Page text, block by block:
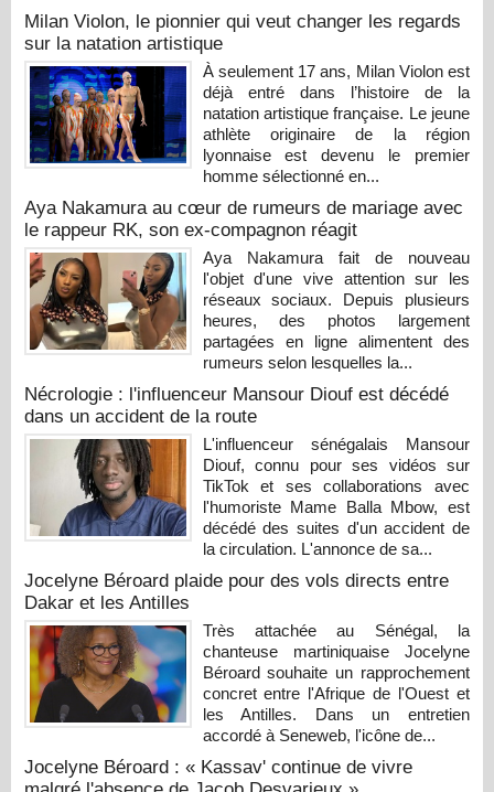
Milan Violon, le pionnier qui veut changer les regards
sur la natation artistique
À seulement 17 ans, Milan Violon est
déjà entré dans l’histoire de la
natation artistique française. Le jeune
athlète originaire de la région
lyonnaise est devenu le premier
homme sélectionné en...
Aya Nakamura au cœur de rumeurs de mariage avec
le rappeur RK, son ex-compagnon réagit
Aya Nakamura fait de nouveau
l'objet d'une vive attention sur les
réseaux sociaux. Depuis plusieurs
heures, des photos largement
partagées en ligne alimentent des
rumeurs selon lesquelles la...
Nécrologie : l'influenceur Mansour Diouf est décédé
dans un accident de la route
L'influenceur sénégalais Mansour
Diouf, connu pour ses vidéos sur
TikTok et ses collaborations avec
l'humoriste Mame Balla Mbow, est
décédé des suites d'un accident de
la circulation. L'annonce de sa...
Jocelyne Béroard plaide pour des vols directs entre
Dakar et les Antilles
Très attachée au Sénégal, la
chanteuse martiniquaise Jocelyne
Béroard souhaite un rapprochement
concret entre l'Afrique de l'Ouest et
les Antilles. Dans un entretien
accordé à Seneweb, l'icône de...
Jocelyne Béroard : « Kassav' continue de vivre